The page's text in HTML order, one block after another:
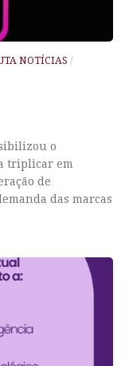
NOTÍCIAS /
o
triplicar em
de
das marcas